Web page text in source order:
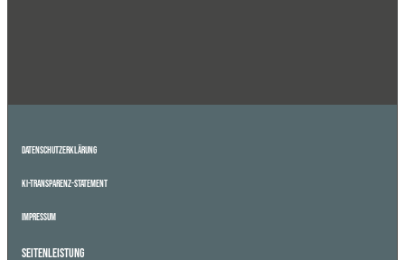
Datenschutzerklärung
KI-Transparenz-Statement
Impressum
Seitenleistung